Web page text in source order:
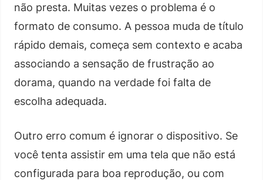
não presta. Muitas vezes o problema é o
formato de consumo. A pessoa muda de título
rápido demais, começa sem contexto e acaba
associando a sensação de frustração ao
dorama, quando na verdade foi falta de
escolha adequada.
Outro erro comum é ignorar o dispositivo. Se
você tenta assistir em uma tela que não está
configurada para boa reprodução, ou com